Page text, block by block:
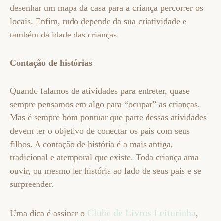
desenhar um mapa da casa para a criança percorrer os
locais. Enfim, tudo depende da sua criatividade e
também da idade das crianças.
Contação de histórias
Quando falamos de atividades para entreter, quase
sempre pensamos em algo para “ocupar” as crianças.
Mas é sempre bom pontuar que parte dessas atividades
devem ter o objetivo de conectar os pais com seus
filhos. A contação de história é a mais antiga,
tradicional e atemporal que existe. Toda criança ama
ouvir, ou mesmo ler história ao lado de seus pais e se
surpreender.
Uma dica é assinar o Clube de Livros Leiturinha,